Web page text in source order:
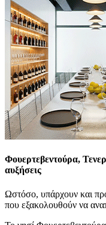
Φουερτεβεντούρα,
αυξήσεις
Ωστόσο, υπάρχουν και
που εξακολουθούν να